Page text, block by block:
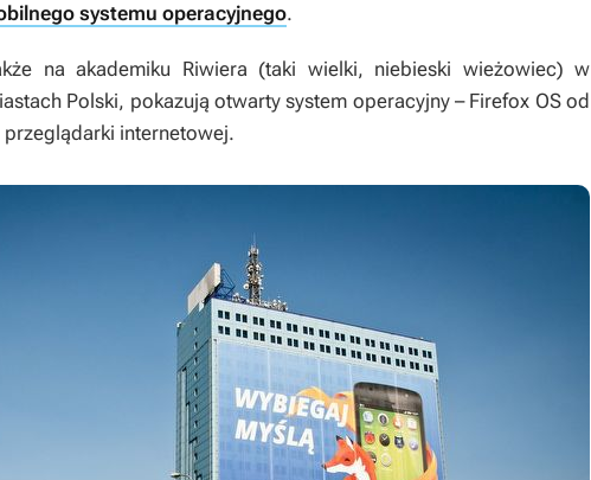
systemu operacyjnego.
na akademiku Riwiera (taki wielki, niebieski wieżowiec) w
Polski, pokazują otwarty system operacyjny – Firefox OS od
internetowej.